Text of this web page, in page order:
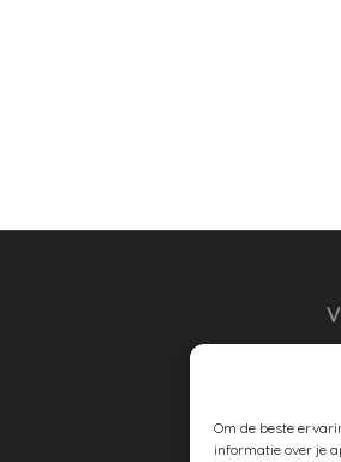
Om de beste
informatie over je